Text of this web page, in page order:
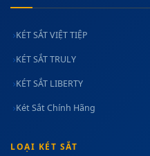
KÉT SẮT VIỆT TIỆP
KÉT SẮT TRULY
KÉT SẮT LIBERTY
Két Sắt Chính Hãng
LOẠI KÉT SẮT